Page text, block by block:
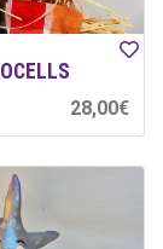
28,00€